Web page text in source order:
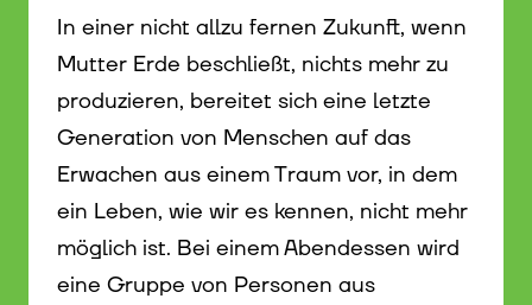
In einer nicht allzu fernen Zukunft, wenn
Mutter Erde beschließt, nichts mehr zu
produzieren, bereitet sich eine letzte
Generation von Menschen auf das
Erwachen aus einem Traum vor, in dem
ein Leben, wie wir es kennen, nicht mehr
möglich ist. Bei einem Abendessen wird
eine Gruppe von Personen aus